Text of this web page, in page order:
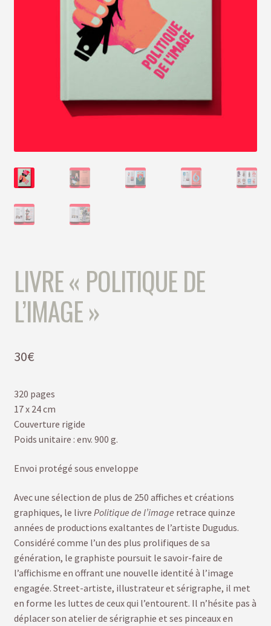
LIVRE « POLITIQUE DE
L’IMAGE »
30€
320 pages
17 x 24 cm
Couverture rigide
Poids unitaire : env. 900 g.
Envoi protégé sous enveloppe
Avec une sélection de plus de 250 affiches et créations
graphiques, le livre Politique de l’image retrace quinze
années de productions exaltantes de l’artiste Dugudus.
Considéré comme l’un des plus prolifiques de sa
génération, le graphiste poursuit le savoir-faire de
l’affichisme en offrant une nouvelle identité à l’image
engagée. Street-artiste, illustrateur et sérigraphe, il met
en forme les luttes de ceux qui l’entourent. Il n’hésite pas à
déplacer son atelier de sérigraphie et ses pinceaux en